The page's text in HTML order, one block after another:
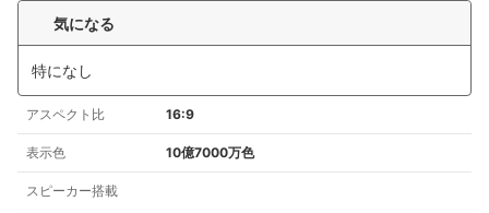
気になる
特になし
アスペクト比 16:9
表示色 10億7000万色
スピーカー搭載